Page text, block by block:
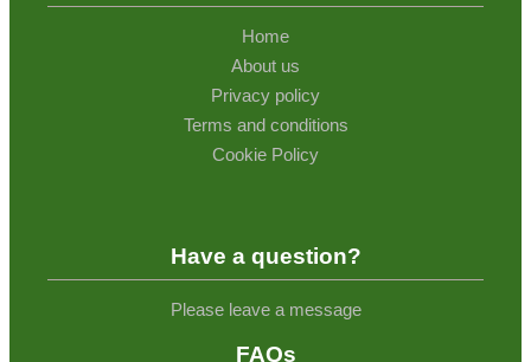
Home
About us
Privacy policy
Terms and conditions
Cookie Policy
Have a question?
Please leave a message
FAQs